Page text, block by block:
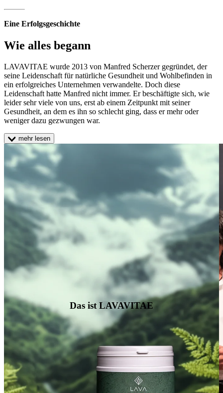
Eine Erfolgsgeschichte
Wie alles begann
LAVAVITAE wurde 2013 von Manfred Scherzer gegründet, der
seine Leidenschaft für natürliche Gesundheit und Wohlbefinden in
ein erfolgreiches Unternehmen verwandelte. Doch diese
Leidenschaft hatte Manfred nicht immer. Er beschäftigte sich, wie
leider sehr viele von uns, erst ab einem Zeitpunkt mit seiner
Gesundheit, an dem es ihn so schlecht ging, dass er mehr oder
weniger dazu gezwungen war.
mehr lesen
Das ist LAVAVITAE